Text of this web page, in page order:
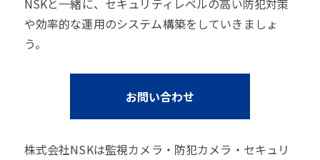
NSKと一緒に、セキュリティレベルの高い防犯対策
や効率的な運用のシステム構築をしていきましょ
う。
お問い合わせ
株式会社NSKは監視カメラ・防犯カメラ・セキュリ